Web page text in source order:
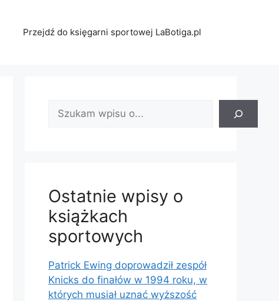
Przejdź do księgarni sportowej LaBotiga.pl
Znajdź
wpis:
Ostatnie wpisy o
książkach
sportowych
Patrick Ewing doprowadził zespół
Knicks do finałów w 1994 roku, w
których musiał uznać wyższość